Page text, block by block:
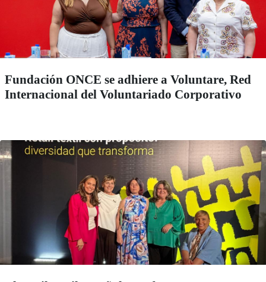
Fundación ONCE se adhiere a Voluntare, Red
Internacional del Voluntariado Corporativo